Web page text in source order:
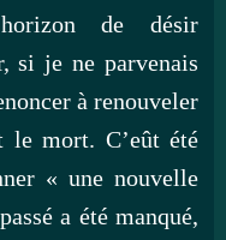
horizon de désir
si je ne parvenais
à renouveler
mort. C’eût été
« une nouvelle
a été manqué,